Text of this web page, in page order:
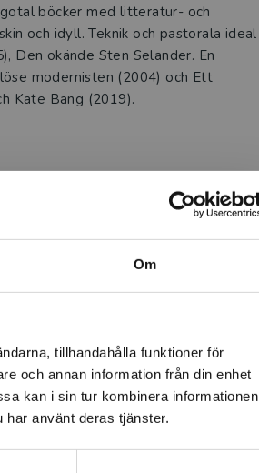
Om
tillhandahålla funktioner för
och annan information från din enhet
kan i sin tur kombinera informationen
har använt deras tjänster.
via en
utanför
böcker med litteratur- och
och idyll. Teknik och pastorala ideal
Den okände Sten Selander. En
modernisten (2004) och Ett
Kate Bang (2019).